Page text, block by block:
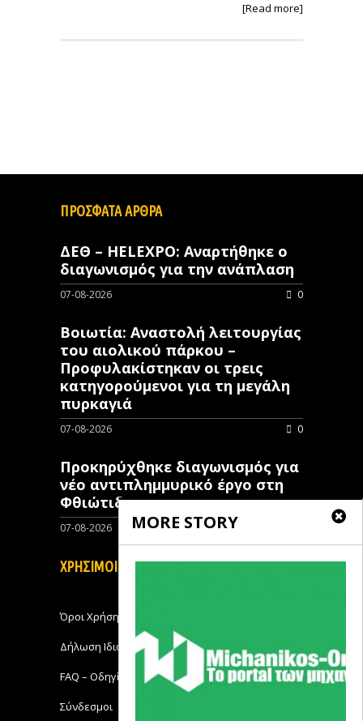
[Read more]
MORE STORY
ΠΡΟΣΦΑΤΑ ΑΡΘΡΑ
ΔΕΘ – HELEXPO: Αναρτήθηκε ο
διαγωνισμός για την ανάπλαση
07-08-2026 0
Βοιωτία: Αναστολή λειτουργίας
του αιολικού πάρκου –
Προφυλακίστηκαν οι τρεις
κατηγορούμενοι για τη μεγάλη
πυρκαγιά
07-08-2026 0
Προκηρύχθηκε διαγωνισμός για
νέo αντιπλημμυρικό έργο στη
Φθιώτιδα
07-08-2026
ΧΡΗΣΙΜΟΙ ΣΥΝΔΕΣΜΟΙ
Όροι Χρήσης
Δήλωση Ιδιωτικότητας
FAQ – Οδηγίες Χρήσης
Σύνδεσμοι